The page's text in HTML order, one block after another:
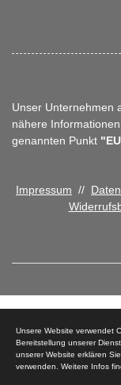
Unser Unternehmen
nähere
genannten Punkt
Impressum //
© 2026 Tischlerei Peter
Unsere Website verwendet
Bereitstellung unserer
unserer Website erklären
verwenden. Weitere Infos